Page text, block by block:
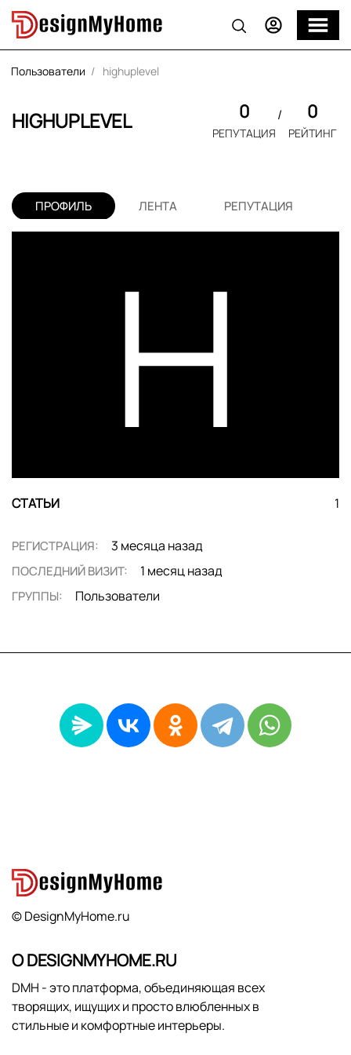
Пользователи highuplevel
HIGHUPLEVEL 0
РЕПУТАЦИЯ
0
РЕЙТИНГ
ПРОФИЛЬ ЛЕНТА РЕПУТАЦИЯ
H
СТАТЬИ 1
РЕГИСТРАЦИЯ: 3 месяца назад
ПОСЛЕДНИЙ ВИЗИТ: 1 месяц назад
ГРУППЫ: Пользователи
© DesignMyHome.ru
О DESIGNMYHOME.RU
DMH - это платформа, объединяющая всех
творящих, ищущих и просто влюбленных в
стильные и комфортные интерьеры.